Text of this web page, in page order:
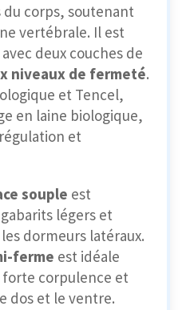
du corps, soutenant
vertébrale. Il est
deux couches de
niveaux de fermeté.
et Tencel,
en laine biologique,
et
souple est
légers et
dormeurs latéraux.
ferme est idéale
forte corpulence et
dos et le ventre.